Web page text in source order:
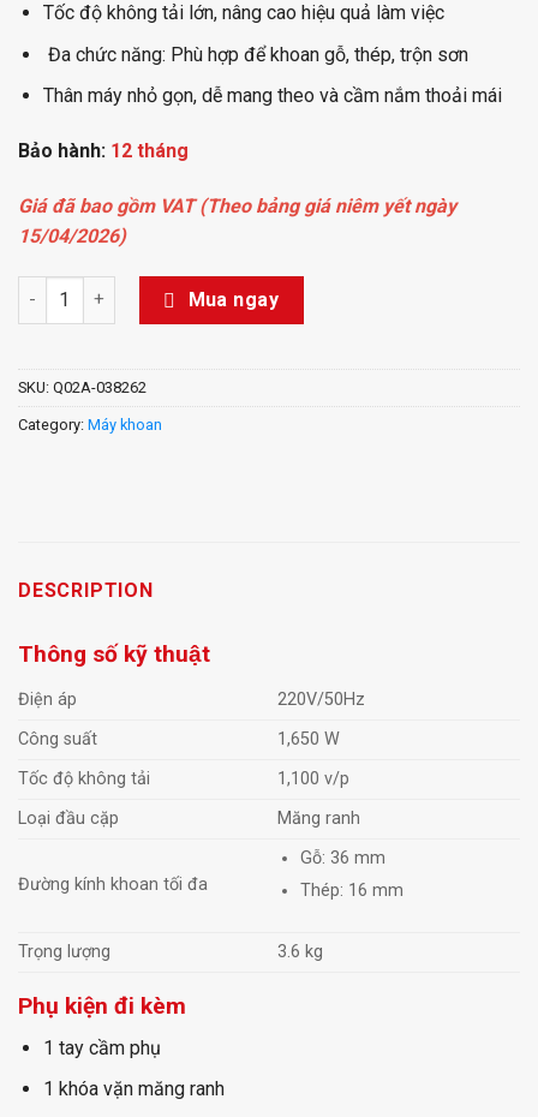
Tốc độ không tải lớn, nâng cao hiệu quả làm việc
Đa chức năng: Phù hợp để khoan gỗ, thép, trộn sơn
Thân máy nhỏ gọn, dễ mang theo và cầm nắm thoải mái
Bảo hành: 12 tháng
Giá đã bao gồm VAT (Theo bảng giá niêm yết ngày
15/04/2026)
Máy khoan 1650W 16mm KJZ04-16 - DCK quantity
Mua ngay
SKU: Q02A-038262
Category: Máy khoan
DESCRIPTION
Thông số kỹ thuật
Điện áp
220V/50Hz
Công suất
1,650 W
Tốc độ không tải
1,100 v/p
Loại đầu cặp
Măng ranh
Đường kính khoan tối đa
Gỗ: 36 mm
Thép: 16 mm
Trọng lượng 3.6 kg
Phụ kiện đi kèm
1 tay cầm phụ
1 khóa vặn măng ranh